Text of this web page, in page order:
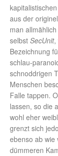
aus der
man
selbst SecUnit,
Bezeichnung
schlau-
schnoddrigen
Menschen
Falle tappen.
lassen, so die
wohl eher
grenzt sich
ebenso ab wie
dümmeren